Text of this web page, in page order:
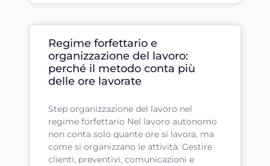
Regime forfettario e
organizzazione del lavoro:
perché il metodo conta più
delle ore lavorate
Step organizzazione del lavoro nel
regime forfettario Nel lavoro autonomo
non conta solo quante ore si lavora, ma
come si organizzano le attività. Gestire
clienti, preventivi, comunicazioni e